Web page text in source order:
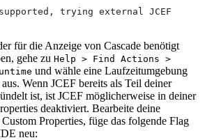
trying external JCEF
für die Anzeige von Cascade benötigt
gehe zu Help > Find Actions >
und wähle eine Laufzeitumgebung
Wenn JCEF bereits als Teil deiner
ist, ist JCEF möglicherweise in deiner
deaktiviert. Bearbeite deine
Properties, füge das folgende Flag
neu: